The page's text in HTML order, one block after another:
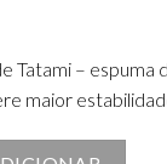
Tatami – espuma
maior